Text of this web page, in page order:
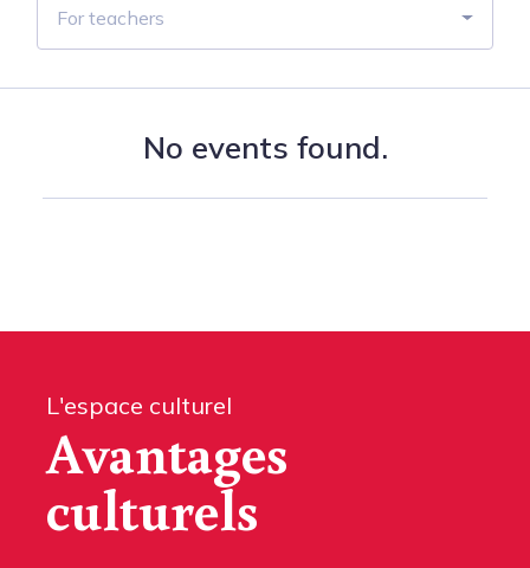
For teachers
No events found.
L'espace culturel
Avantages
culturels